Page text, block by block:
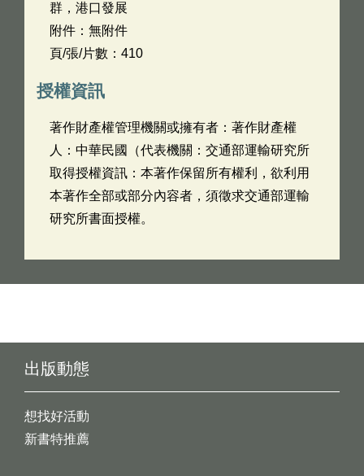
群，港口發展
附件：無附件
頁/張/片數：410
授權資訊
著作財產權管理機關或擁有者：著作財產權
人：中華民國（代表機關：交通部運輸研究所
取得授權資訊：本著作保留所有權利，欲利用
本著作全部或部分內容者，須徵求交通部運輸
研究所書面授權。
出版動態
想找好活動
新書特推薦